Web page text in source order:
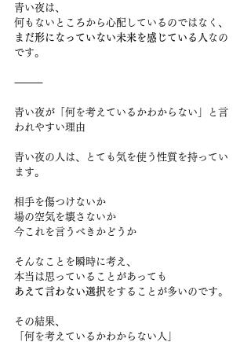
青い夜は、
何もないところから心配しているのではなく、
まだ形になっていない未来を感じている人 なの
です。
⸻
青い夜が「何を考えているかわからない」と言
われやすい理由
青い夜の人は、とても気を使う性質を持ってい
ます。
相手を傷つけないか
場の空気を壊さないか
今これを言うべきかどうか
そんなことを瞬時に考え、
本当は思っていることがあっても
あえて言わない選択 をすることが多いのです。
その結果、
「何を考えているかわからない人」